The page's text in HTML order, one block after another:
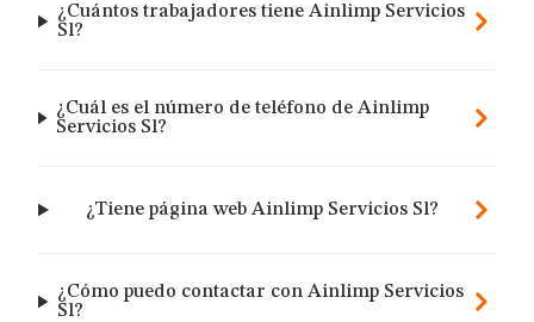
¿Cuántos trabajadores tiene Ainlimp Servicios
Sl?
¿Cuál es el número de teléfono de Ainlimp
Servicios Sl?
¿Tiene página web Ainlimp Servicios Sl?
¿Cómo puedo contactar con Ainlimp Servicios
Sl?